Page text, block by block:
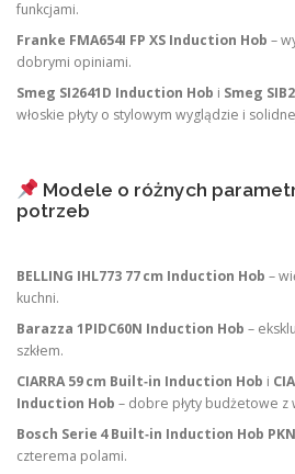
funkcjami.
Franke FMA654I FP XS Induction Hob –
dobrymi opiniami.
Smeg SI2641D Induction Hob i Smeg
włoskie płyty o stylowym wyglądzie i
Modele o różnych
potrzeb
BELLING IHL773 77 cm Induction Hob –
kuchni.
Barazza 1PIDC60N Induction Hob –
szkłem.
CIARRA 59 cm Built‑in Induction Hob i
Induction Hob – dobre płyty budżetowe z
Bosch Serie 4 Built‑in Induction Hob
czterema polami.